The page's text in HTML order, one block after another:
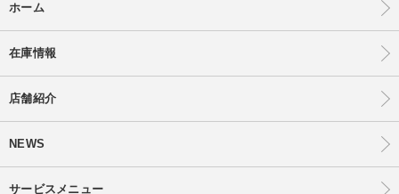
ホーム
在庫情報
店舗紹介
NEWS
サービスメニュー